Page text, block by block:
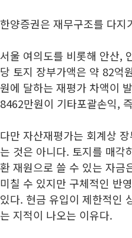
한양증권은 재무구조를 다
서울 여의도를 비롯해 안산,
당 토지 장부가액은 약 82억
원에 달하는 재평가 차액이
8462만원이 기타포괄손익,
다만 자산재평가는 회계상
는 것은 아니다. 토지를 매각
환 재원으로 쓸 수 있는 자금
미칠 수 있지만 구체적인 반
있다. 현금 유입이 제한적인
는 지적이 나오는 이유다.